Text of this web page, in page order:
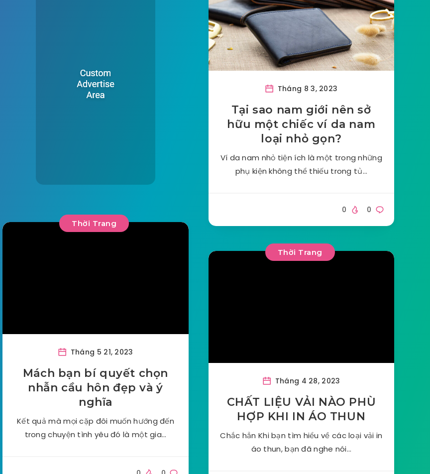
Tháng 8 3, 2023
Tại sao nam giới nên sở
hữu một chiếc ví da nam
loại nhỏ gọn?
Ví da nam nhỏ tiện ích là một trong những
phụ kiện không thể thiếu trong tủ…
0
0
Thời Trang
Tháng 5 21, 2023
Mách bạn bí quyết chọn
nhẫn cầu hôn đẹp và ý
nghĩa
Kết quả mà mọi cặp đôi muốn hướng đến
trong chuyện tình yêu đó là một gia…
Thời Trang
Tháng 4 28, 2023
CHẤT LIỆU VẢI NÀO PHÙ
HỢP KHI IN ÁO THUN
Chắc hẳn Khi bạn tìm hiểu về các loại vải in
áo thun, bạn đã nghe nói…